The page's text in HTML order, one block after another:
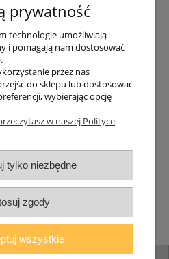
się /Zaloguj się
wersję strony
prywatność
technologie umożliwiają
i pomagają nam dostosować
przez nas
do sklepu lub dostosować
wybierając opcję
w naszej Polityce
tylko niezbędne
zgody
wszystkie